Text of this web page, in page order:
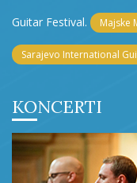
Guitar Festival. Majske
Sarajevo International
KONCERTI